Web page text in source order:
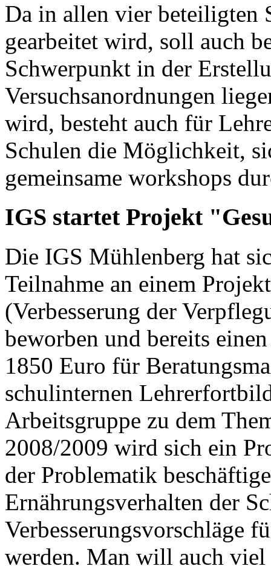
Da in allen vier beteiligten
gearbeitet wird, soll auch
Schwerpunkt in der
Versuchsanordnungen
wird, besteht auch für
Schulen die Möglichkeit,
gemeinsame workshops
IGS startet Projekt
Die IGS Mühlenberg hat
Teilnahme an einem
(Verbesserung der
beworben und bereits
1850 Euro für
schulinternen
Arbeitsgruppe zu dem
2008/2009 wird sich ein
der Problematik
Ernährungsverhalten der
Verbesserungsvorschläge
werden. Man will auch viel